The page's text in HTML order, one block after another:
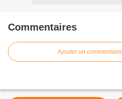
Commentaires
Ajouter un commentaire